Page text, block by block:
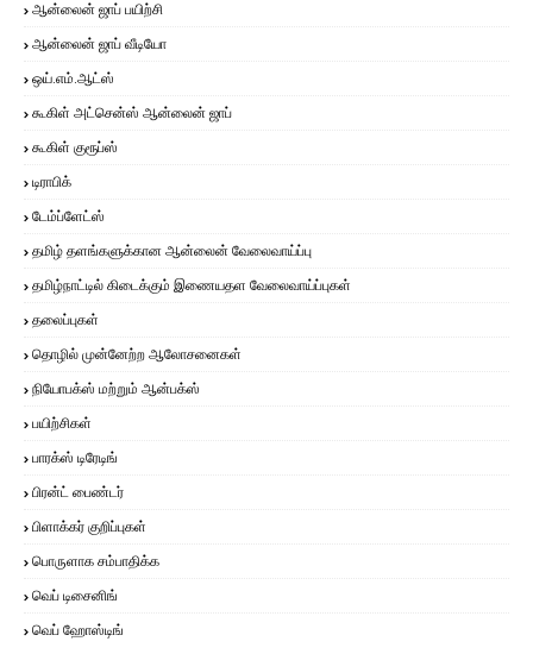
ஆன்லைன் ஜாப் பயிற்சி
ஆன்லைன் ஜாப் வீடியோ
ஒய்.எம்.ஆட்ஸ்
கூகிள் அட்சென்ஸ் ஆன்லைன் ஜாப்
கூகிள் குரூப்ஸ்
டிராபிக்
டேம்ப்ளேட்ஸ்
தமிழ் தளங்களுக்கான ஆன்லைன் வேலைவாய்ப்பு
தமிழ்நாட்டில் கிடைக்கும் இணையதள வேலைவாய்ப்புகள்
தலைப்புகள்
தொழில் முன்னேற்ற ஆலோசனைகள்
நியோபக்ஸ் மற்றும் ஆன்பக்ஸ்
பயிற்சிகள்
பாரக்ஸ் டிரேடிங்
பிரன்ட் பைண்டர்
பிளாக்கர் குறிப்புகள்
பொருளாக சம்பாதிக்க
வெப் டிசைனிங்
வெப் ஹோஸ்டிங்